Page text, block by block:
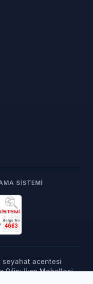
SISTEMI
seyahat acentesi
Ofis: Ilıca Mahallesi,